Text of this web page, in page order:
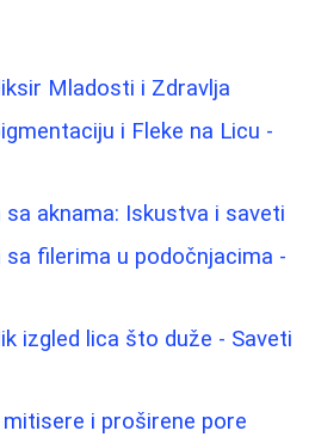
Mladosti i Zdravlja
i Fleke na Licu -
sa aknama: Iskustva i saveti
sa filerima u podočnjacima -
izgled lica što duže - Saveti
i proširene pore